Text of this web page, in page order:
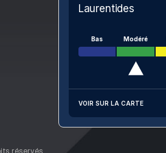
Laurentides
Bas Modéré
VOIR SUR LA CARTE
réservés